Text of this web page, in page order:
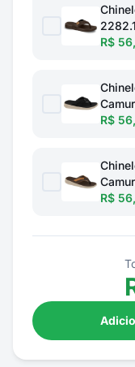
R$
R$
R$